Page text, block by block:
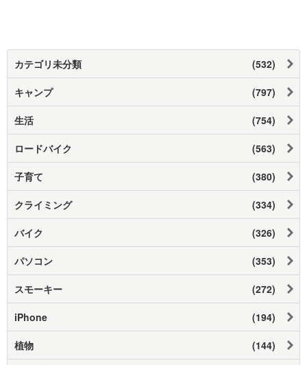
カテゴリ未分類 (532)
キャンプ (797)
生活 (754)
ロードバイク (563)
子育て (380)
クライミング (334)
バイク (326)
パソコン (353)
スモーキー (272)
iPhone (194)
植物 (144)